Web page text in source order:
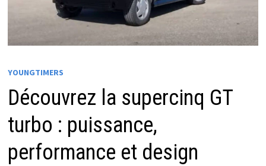
YOUNGTIMERS
Découvrez la supercinq GT
turbo : puissance,
performance et design